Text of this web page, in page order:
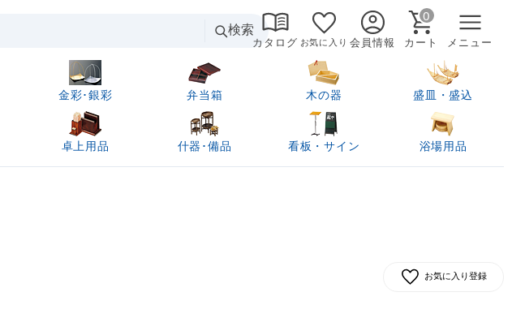
検索
カタログ お気に入り 会員情報
0
カート メニュー
金彩･銀彩 弁当箱 木の器 盛皿・盛込
卓上用品 什器･備品 看板・サイン 浴場用品
お気に入り登録